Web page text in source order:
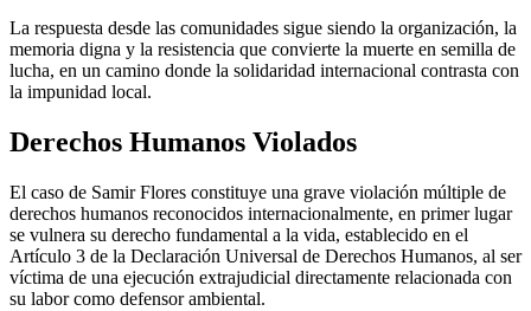
La respuesta desde las comunidades sigue siendo la organización, la
memoria digna y la resistencia que convierte la muerte en semilla de
lucha, en un camino donde la solidaridad internacional contrasta con
la impunidad local.
Derechos Humanos Violados
El caso de Samir Flores constituye una grave violación múltiple de
derechos humanos reconocidos internacionalmente, en primer lugar
se vulnera su derecho fundamental a la vida, establecido en el
Artículo 3 de la Declaración Universal de Derechos Humanos, al ser
víctima de una ejecución extrajudicial directamente relacionada con
su labor como defensor ambiental.